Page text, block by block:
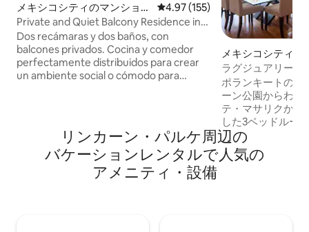
メキシコシティのマンショ
ン・アパート
レビュー155件、5つ星中4.97つ
4.97 (155)
Private and Quiet Balcony Residence in
Polanco
Dos recámaras y dos baños, con
balcones privados. Cocina y comedor
perfectamente distribuidos para crear
un ambiente social o cómodo para
solo unos pasos de las reconocidas
tiendas de Polanco y de lo mejor de la
gastronomía de la ciudad. 113 m² / 370 ft²
メキシコシティの
ン・アパート
ラグジュアリーな
ケーション+毎日
ポランキートの中
ーン公園からわず
テ・マサリクから
した3ベッドルー
は、ブティックホ
魅力を兼ね備えて
を見ながら目を覚
リンカーン・パルケ⁠周⁠辺⁠の
バ⁠ケ⁠ー⁠シ⁠ョ⁠ン⁠レ⁠ン⁠タ⁠ル⁠で人⁠気⁠の
ア⁠メ⁠ニ⁠テ⁠ィ⁠・⁠設⁠備